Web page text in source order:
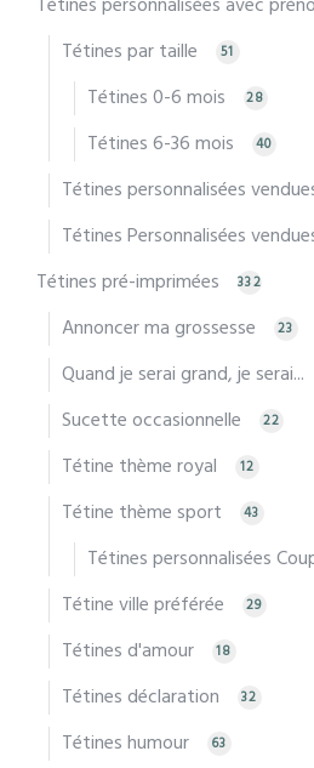
Tétines par taille 51
Tétines 0-6 mois 28
Tétines 6-36 mois 40
Tétines personnalisées
Tétines Personnalisées
Tétines pré-imprimées 332
Annoncer ma grossesse 23
Quand je serai grand, je serai...
Sucette occasionnelle 22
Tétine thème royal 12
Tétine thème sport 43
Tétines personnalisées
Tétine ville préférée 29
Tétines d'amour 18
Tétines déclaration 32
Tétines humour 63